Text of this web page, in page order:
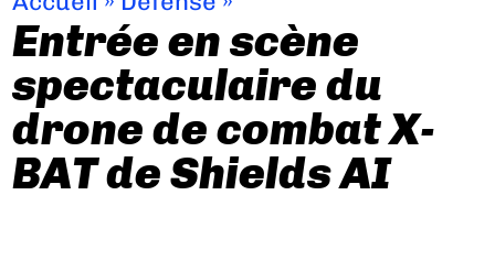
Entrée en scène
spectaculaire du
drone de combat X-
BAT de Shields AI